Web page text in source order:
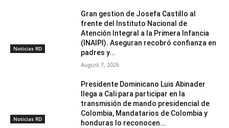
Noticias RD
Gran gestion de Josefa Castillo al
frente del Instituto Nacional de
Atención Integral a la Primera Infancia
(INAIPI). Aseguran recobró confianza en
padres y...
August 7, 2026
Noticias RD
Presidente Dominicano Luis Abinader
llega a Cali para participar en la
transmisión de mando presidencial de
Colombia, Mandatarios de Colombia y
honduras lo reconocen...